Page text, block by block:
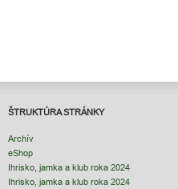
ŠTRUKTÚRA STRÁNKY
Archív
eShop
Ihrisko, jamka a klub roka 2024
Ihrisko, jamka a klub roka 2024